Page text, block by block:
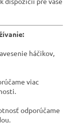
háčikov,
viac
odporúčame